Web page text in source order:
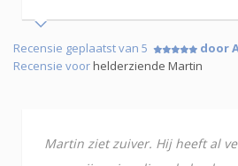
Recensie geplaatst van 5
door
Recensie voorhelderziende Martin
Martin ziet zuiver. Hij heeft al